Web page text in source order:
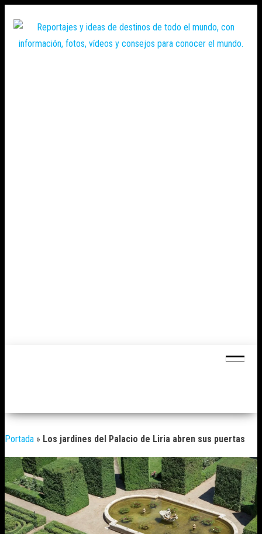
contenido
Portada » Los jardines del Palacio de Liria abren sus puertas